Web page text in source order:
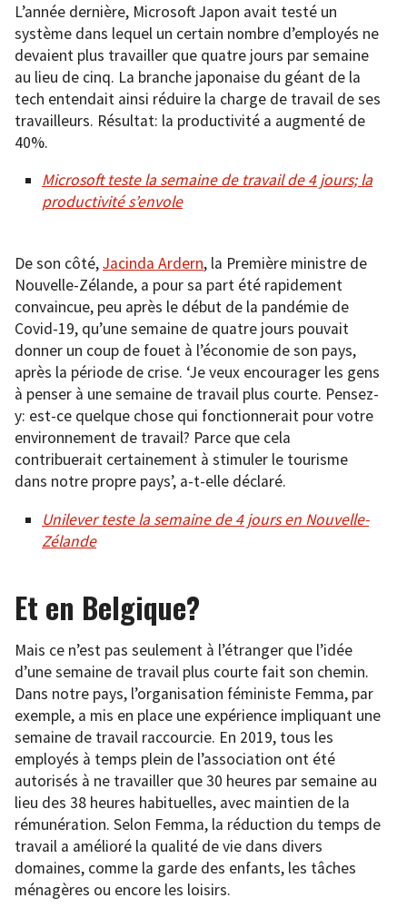
L’année dernière, Microsoft Japon avait testé un
système dans lequel un certain nombre d’employés ne
devaient plus travailler que quatre jours par semaine
au lieu de cinq. La branche japonaise du géant de la
tech entendait ainsi réduire la charge de travail de ses
travailleurs. Résultat: la productivité a augmenté de
40%.
Microsoft teste la semaine de travail de 4 jours; la
productivité s’envole
De son côté,Jacinda Ardern, la Première ministre de
Nouvelle-Zélande, a pour sa part été rapidement
convaincue, peu après le début de la pandémie de
Covid-19, qu’une semaine de quatre jours pouvait
donner un coup de fouet à l’économie de son pays,
après la période de crise. ‘Je veux encourager les gens
à penser à une semaine de travail plus courte. Pensez-
y: est-ce quelque chose qui fonctionnerait pour votre
environnement de travail? Parce que cela
contribuerait certainement à stimuler le tourisme
dans notre propre pays’, a-t-elle déclaré.
Unilever teste la semaine de 4 jours en Nouvelle-
Zélande
Et en Belgique?
Mais ce n’est pas seulement à l’étranger que l’idée
d’une semaine de travail plus courte fait son chemin.
Dans notre pays, l’organisation féministe Femma, par
exemple, a mis en place une expérience impliquant une
semaine de travail raccourcie. En 2019, tous les
employés à temps plein de l’association ont été
autorisés à ne travailler que 30 heures par semaine au
lieu des 38 heures habituelles, avec maintien de la
rémunération. Selon Femma, la réduction du temps de
travail a amélioré la qualité de vie dans divers
domaines, comme la garde des enfants, les tâches
ménagères ou encore les loisirs.